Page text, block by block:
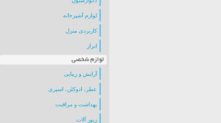
لوازم آشپزخانه
کاربردی منزل
ابزار
لوازم شخصی
آرایش و زیبایی
عطر، ادوکلن، اسپری
بهداشت و مراقبت
زیور آلات